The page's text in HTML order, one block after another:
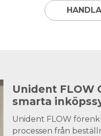
Unident FLOW
smarta
Unident FLOW
processen från